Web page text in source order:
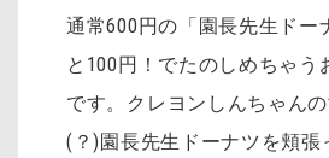
通常600円の「園長先生ドー
と100円！でたのしめちゃう
です。クレヨンしんちゃん
(？)園長先生ドーナツを頬張